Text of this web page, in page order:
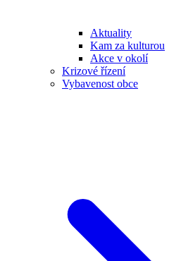
Aktuality
Kam za kulturou
Akce v okolí
Krizové řízení
Vybavenost obce